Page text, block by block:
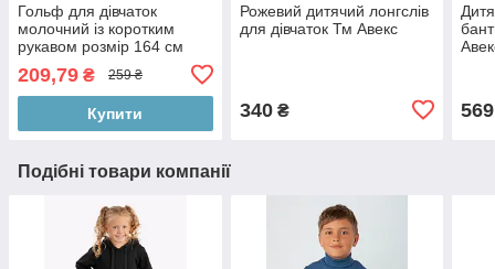
Гольф для дівчаток
молочний із коротким
рукавом розмір 164 см
209,79 ₴ 259 ₴
Купити
Рожевий дитячий лонгслів
для дівчаток Тм Авекс
340₴ 569
Подібні товари компанії